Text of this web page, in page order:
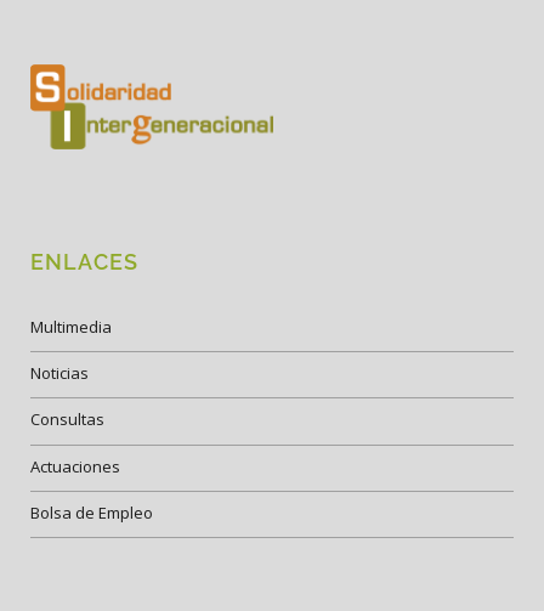
ENLACES
Multimedia
Noticias
Consultas
Actuaciones
Bolsa de Empleo